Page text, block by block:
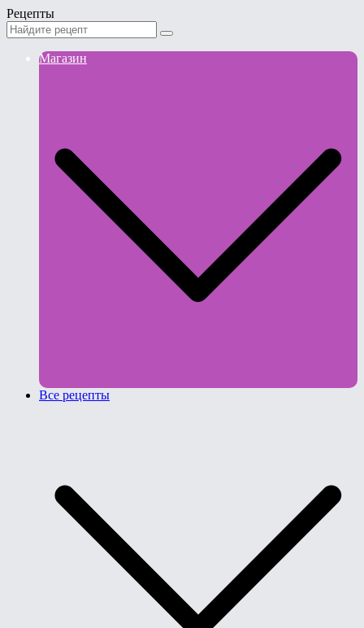
Рецепты
Магазин
Все рецепты